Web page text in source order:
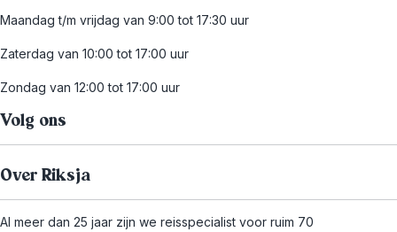
Maandag t/m vrijdag van 9:00 tot 17:30 uur
Zaterdag van 10:00 tot 17:00 uur
Zondag van 12:00 tot 17:00 uur
Volg ons
Over Riksja
Al meer dan 25 jaar zijn we reisspecialist voor ruim 70